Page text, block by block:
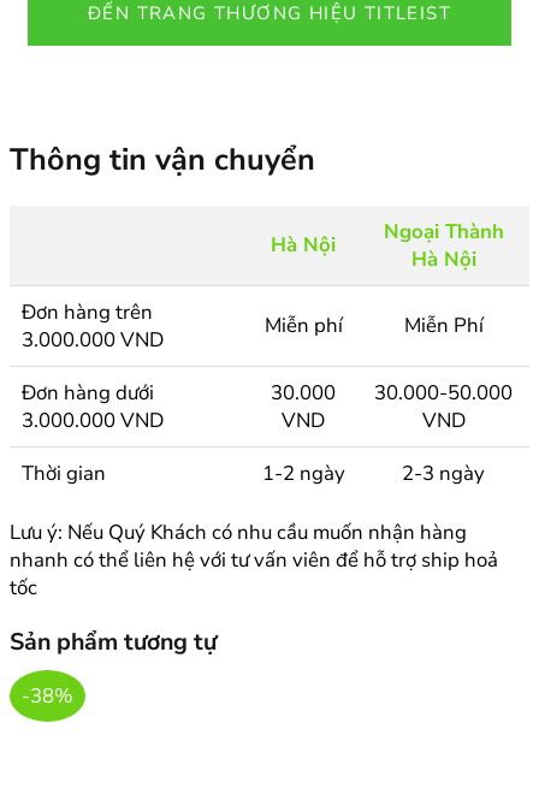
ĐẾN TRANG THƯƠNG HIỆU TITLEIST
Thông tin vận chuyển
Hà Nội
Ngoại Thành
Hà Nội
Đơn hàng trên
3.000.000 VND
Miễn phí Miễn Phí
Đơn hàng dưới
3.000.000 VND
30.000
VND
30.000-50.000
VND
Thời gian
1-2 ngày 2-3 ngày
Lưu ý: Nếu Quý Khách có nhu cầu muốn nhận hàng
nhanh có thể liên hệ với tư vấn viên để hỗ trợ ship hoả
tốc
Sản phẩm tương tự
-38%